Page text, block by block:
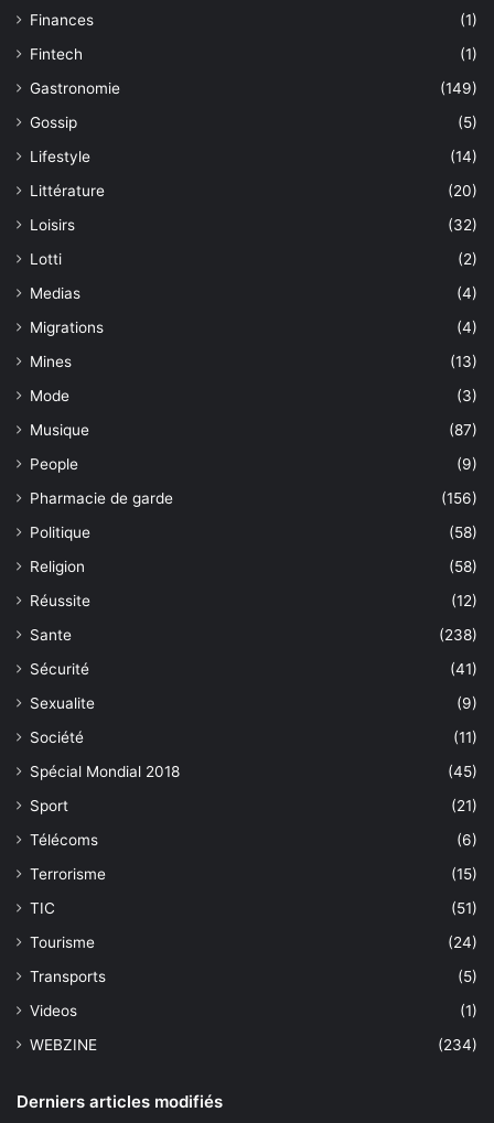
Finances
(1)
Fintech
(1)
Gastronomie
(149)
Gossip
(5)
Lifestyle
(14)
Littérature
(20)
Loisirs
(32)
Lotti
(2)
Medias
(4)
Migrations
(4)
Mines
(13)
Mode
(3)
Musique
(87)
People
(9)
Pharmacie de garde
(156)
Politique
(58)
Religion
(58)
Réussite
(12)
Sante
(238)
Sécurité
(41)
Sexualite
(9)
Société
(11)
Spécial Mondial 2018
(45)
Sport
(21)
Télécoms
(6)
Terrorisme
(15)
TIC
(51)
Tourisme
(24)
Transports
(5)
Videos
(1)
WEBZINE
(234)
Derniers articles modifiés